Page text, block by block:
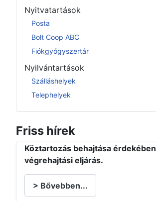
Nyitvatartások
Posta
Bolt Coop ABC
Fiókgyógyszertár
Nyilvántartások
Szálláshelyek
Telephelyek
Friss hírek
Köztartozás behajtása
végrehajtási eljárás.
> Bővebben...